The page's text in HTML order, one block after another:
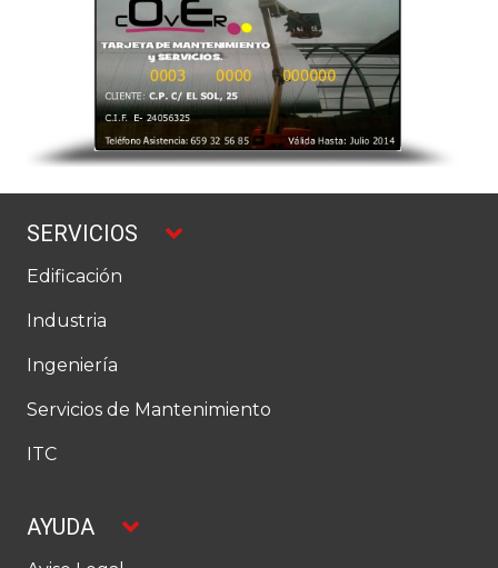
SERVICIOS
Edificación
Industria
Ingeniería
Servicios de Mantenimiento
ITC
AYUDA